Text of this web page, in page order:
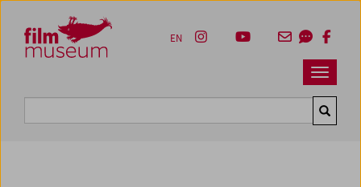
Zum Inhalt
Zum Hauptmenü
Zur Servicenavigation
Zum Suche
Navbar
EN